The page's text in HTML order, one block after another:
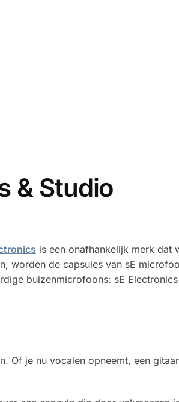
& Studio
is een onafhankelijk merk dat
worden de capsules van sE
buizenmicrofoons: sE
Of je nu vocalen opneemt, een